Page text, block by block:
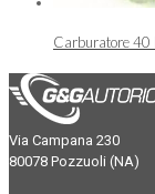
Carburatore 40
Via Campana 230
80078 Pozzuoli (NA)